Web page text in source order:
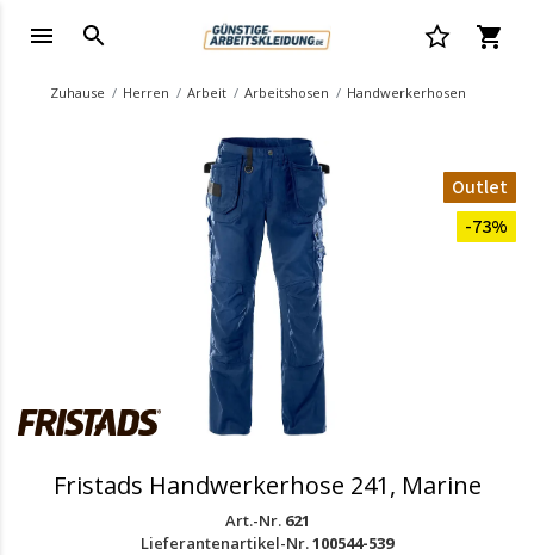
Zuhause Herren Arbeit Arbeitshosen Handwerkerhosen
Outlet
-73%
Fristads Handwerkerhose 241, Marine
Art.-Nr. 621
Lieferantenartikel-Nr.100544-539